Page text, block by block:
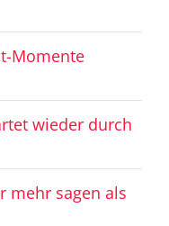
Momente
wieder durch
mehr sagen als